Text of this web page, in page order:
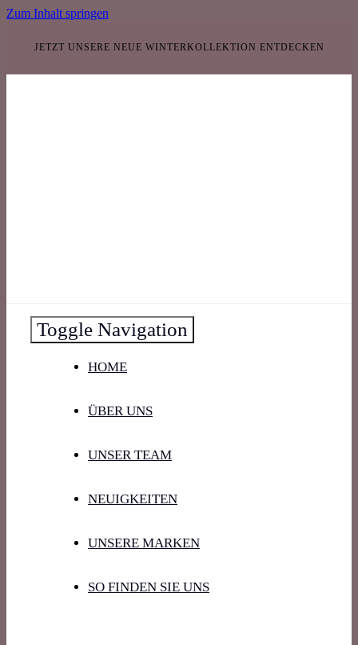
Zum Inhalt springen
JETZT UNSERE NEUE WINTERKOLLEKTION ENTDECKEN
Toggle Navigation
HOME
ÜBER UNS
UNSER TEAM
NEUIGKEITEN
UNSERE MARKEN
SO FINDEN SIE UNS